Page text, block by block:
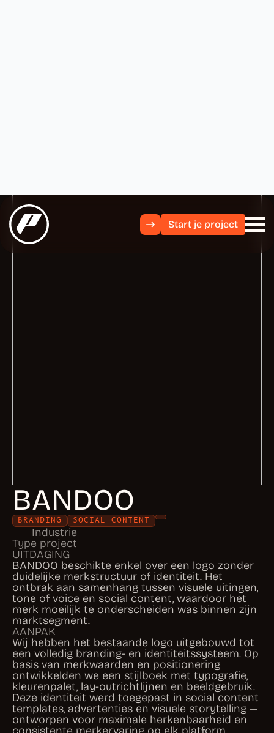
BRANDING SOCIAL CONTENT
Industrie
Type project
UITDAGING
BANDOO beschikte enkel over een logo zonder
duidelijke merkstructuur of identiteit. Het
ontbrak aan samenhang tussen visuele uitingen,
tone of voice en social content, waardoor het
merk moeilijk te onderscheiden was binnen zijn
marktsegment.
AANPAK
Wij hebben het bestaande logo uitgebouwd tot
een volledig branding- en identiteitssysteem. Op
basis van merkwaarden en positionering
ontwikkelden we een stijlboek met typografie,
kleurenpalet, lay-outrichtlijnen en beeldgebruik.
Deze identiteit werd toegepast in social content
templates, advertenties en visuele storytelling —
ontworpen voor maximale herkenbaarheid en
consistente merkervaring op elk platform.